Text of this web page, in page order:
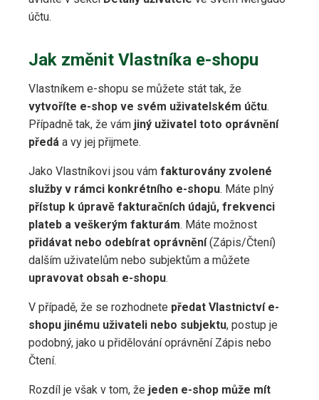
účtu.
Jak změnit Vlastníka e-shopu
Vlastníkem e-shopu se můžete stát tak, že
vytvoříte e-shop ve svém uživatelském účtu.
Případně tak, že vám jiný uživatel toto oprávnění
předá a vy jej přijmete.
Jako Vlastníkovi jsou vám fakturovány zvolené
služby v rámci konkrétního e-shopu. Máte plný
přístup k úpravě fakturačních údajů, frekvenci
plateb a veškerým fakturám. Máte možnost
přidávat nebo odebírat oprávnění(Zápis/Čtení)
dalším uživatelům nebo subjektům a můžete
upravovat obsah e-shopu.
V případě, že se rozhodnete předat Vlastnictví e-
shopu jinému uživateli nebo subjektu, postup je
podobný, jako u přidělování oprávnění Zápis nebo
Čtení.
Rozdíl je však v tom, že jeden e-shop může mít